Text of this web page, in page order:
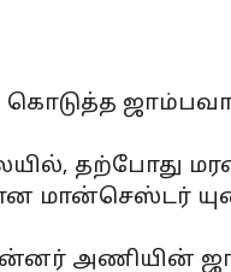
தற்போது
மான்செஸ்டர்
அணியின்